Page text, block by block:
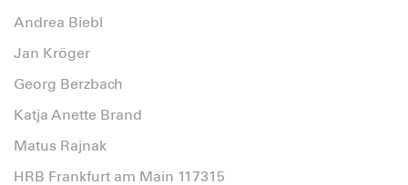
Andrea Biebl
Jan Kröger
Georg Berzbach
Katja Anette Brand
Matus Rajnak
HRB Frankfurt am Main 117315